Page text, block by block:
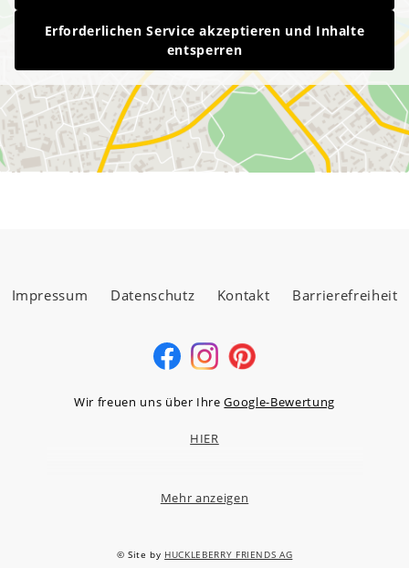
Erforderlichen Service akzeptieren und Inhalte
entsperren
Impressum Datenschutz Kontakt Barrierefreiheit
Wir freuen uns über IhreGoogle-Bewertung
HIER
Niederstedter Weg 13A – 17, 61348 Bad Homburg v.d.H.
Mehr anzeigen
© Site by HUCKLEBERRY FRIENDS AG